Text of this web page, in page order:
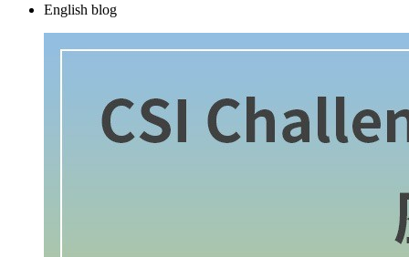
English blog